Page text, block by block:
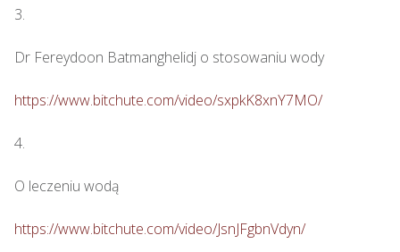
3.
Dr Fereydoon Batmanghelidj o stosowaniu wody
https://www.bitchute.com/video/sxpkK8xnY7MO/
4.
O leczeniu wodą
https://www.bitchute.com/video/JsnJFgbnVdyn/